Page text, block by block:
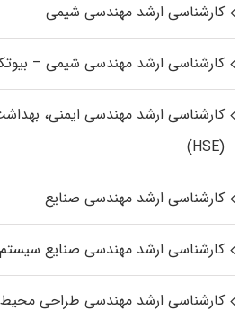
کارشناسی ارشد مهندسی شیمی
کارشناسی ارشد مهندسی شیمی –
کارشناسی ارشد مهندسی ایمنی،
(HSE)
کارشناسی ارشد مهندسی صنایع
کارشناسی ارشد مهندسی صنایع سیستم
کارشناسی ارشد مهندسی طراحی